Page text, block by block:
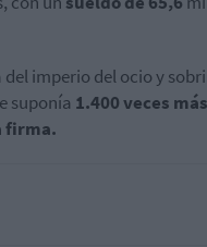
imperio del ocio y
suponía 1.400 veces
firma.